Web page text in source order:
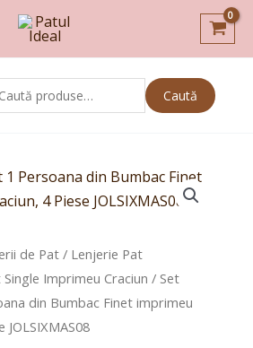
Caută
de Pat/ Lenjerie Pat
Imprimeu Craciun / Set
din Bumbac Finet imprimeu
JOLSIXMAS08
Prețul
curent
109,00lei.